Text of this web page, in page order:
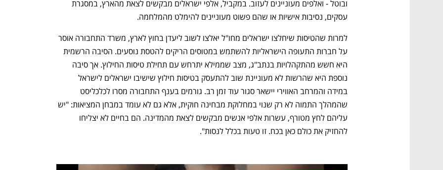
עסקים, נסיבות אישיות או שהם פשוט מעוניינים להימלט מהמלחמה.
להחזיק את כולם כאן בכח. זו טעות בכלל לנסות".